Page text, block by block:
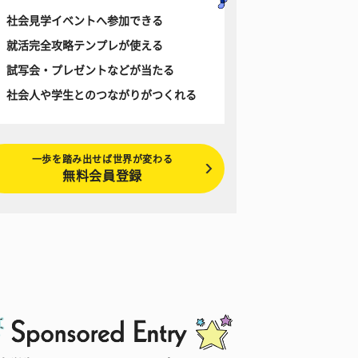
社会見学イベントへ参加できる
就活完全攻略テンプレが使える
試写会・プレゼントなどが当たる
社会人や学生とのつながりがつくれる
一歩を踏み出せば世界が変わる
無料会員登録